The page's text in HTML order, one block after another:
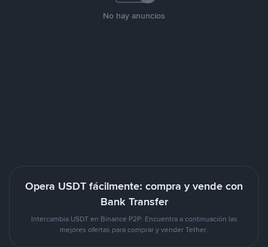
No hay anuncios
Opera USDT fácilmente: compra y vende con
Bank Transfer
Intercambia USDT en Binance P2P. Encuentra a continuación las
mejores ofertas para comprar y vender Tether.